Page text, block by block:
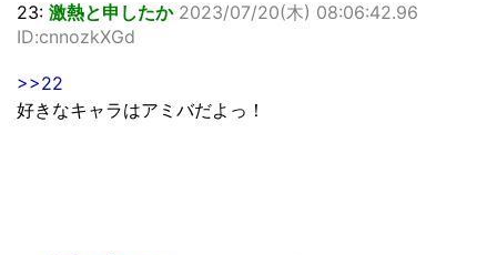
23: 激熱と申したか 2023/07/20(木) 08:06:42.96
ID:cnnozkXGd
>>22
好きなキャラはアミバだよっ！